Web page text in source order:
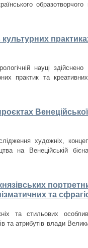
науці
практик та
художніх,
на Венеційській
та
та стильових
та атрибутів влади